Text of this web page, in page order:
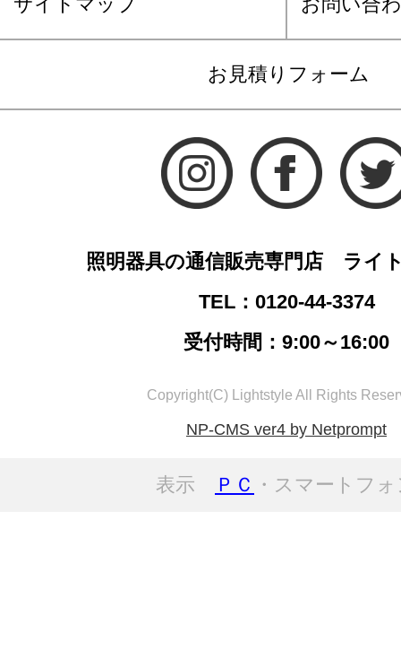
お見積りフォーム
照明器具の通信販売専門店 ライ
TEL：0120-44-3374
受付時間：9:00～16:00
Copyright(C) Lightstyle All Rights
NP-CMS ver4 by Netprompt
表示 ＰＣ ・スマートフ